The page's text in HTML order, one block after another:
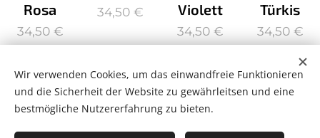
Rosa
34,50€
34,50€
Violett
34,50€
Türkis
34,50€
Wir verwenden Cookies, um das einwandfreie Funktionieren
und die Sicherheit der Website zu gewährleitsen und eine
bestmögliche Nutzererfahrung zu bieten.